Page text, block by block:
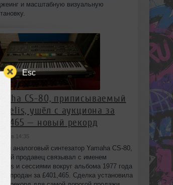
Esc
и масштабную визуальную
CS-80, приписываемый
ушёл с аукциона за
— новый рекорд
в 14:35
аналоговый синтезатор Yamaha CS-80,
продавец связывал с именем
и сессиями вокруг альбома 1977 года
продан за £401,465. Сделка установила